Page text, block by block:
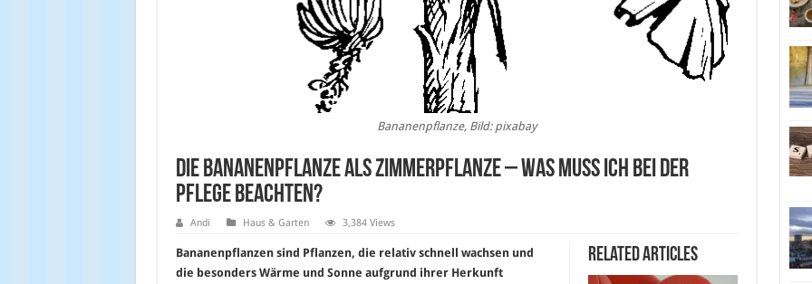
Bananenpflanze, Bild: pixabay
Die Bananenpflanze als Zimmerpflanze – Was muss ich bei der
Pflege beachten?
Andi Haus & Garten 3,384 Views
Related Articles
Bananenpflanzen sind Pflanzen, die relativ schnell wachsen und
die besonders Wärme und Sonne aufgrund ihrer Herkunft